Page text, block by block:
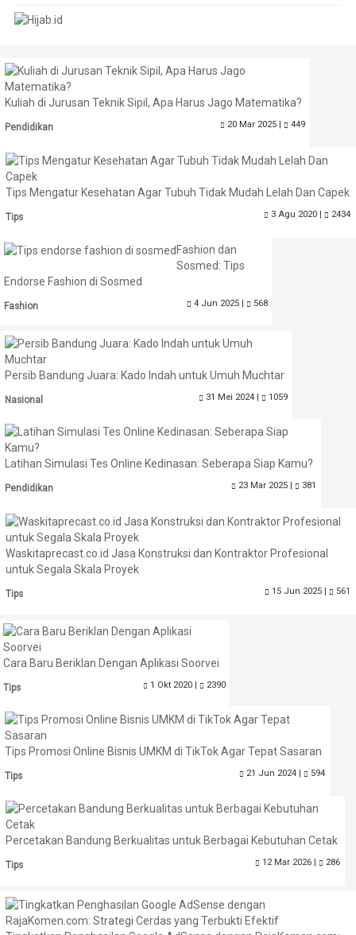
Kuliah di Jurusan Teknik Sipil, Apa Harus Jago Matematika?
Pendidikan 20 Mar 2025 | 449
Tips Mengatur Kesehatan Agar Tubuh Tidak Mudah Lelah Dan Capek
Tips 3 Agu 2020 | 2434
Fashion dan
Sosmed: Tips
Endorse Fashion di Sosmed
Fashion 4 Jun 2025 | 568
Persib Bandung Juara: Kado Indah untuk Umuh Muchtar
Nasional 31 Mei 2024 | 1059
Latihan Simulasi Tes Online Kedinasan: Seberapa Siap Kamu?
Pendidikan 23 Mar 2025 | 381
Waskitaprecast.co.id Jasa Konstruksi dan Kontraktor Profesional
untuk Segala Skala Proyek
Tips 15 Jun 2025 | 561
Cara Baru Beriklan Dengan Aplikasi Soorvei
Tips 1 Okt 2020 | 2390
Tips Promosi Online Bisnis UMKM di TikTok Agar Tepat Sasaran
Tips 21 Jun 2024 | 594
Percetakan Bandung Berkualitas untuk Berbagai Kebutuhan Cetak
Tips 12 Mar 2026 | 286